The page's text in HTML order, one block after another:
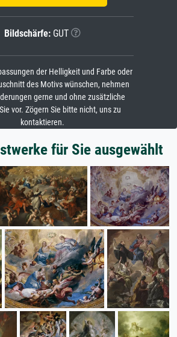
Bildschärfe:GUT
der Helligkeit und Farbe oder
des Motivs wünschen, nehmen
gerne und ohne zusätzliche
vor. Zögern Sie bitte nicht, uns zu
kontaktieren.
für Sie ausgewählt